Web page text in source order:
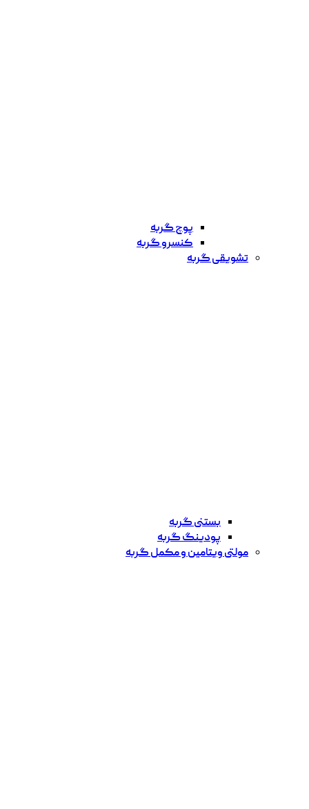
پوچ گربه
کنسرو گربه
تشویقی گربه
بستنی گربه
پودینگ گربه
مولتی ویتامین و مکمل گربه